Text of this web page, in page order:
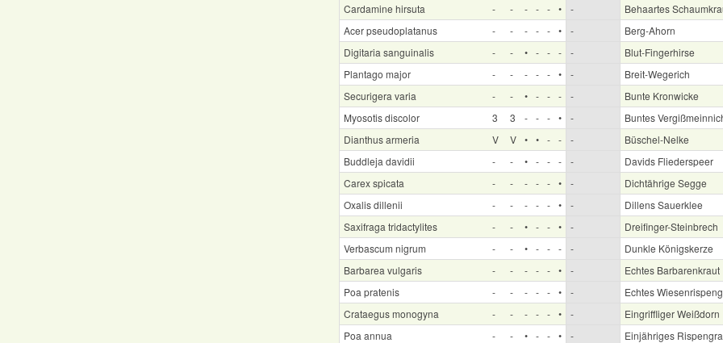
Cardamine hirsuta
- - - - - • -
Behaartes
Acer pseudoplatanus
- - - - - • -
Berg-Ahorn
Digitaria sanguinalis
- - • - - - -
Blut-Fingerhirse
Plantago major
- - - - - • -
Breit-Wegerich
Securigera varia
- - • - - - -
Bunte Kronwicke
Myosotis discolor
3 3 - - - • -
Buntes
Dianthus armeria
V V • • - - -
Büschel-Nelke
Buddleja davidii
- - • - - - -
Davids Fliederspeer
Carex spicata
- - - - - • -
Dichtährige Segge
Oxalis dillenii
- - - - - • -
Dillens Sauerklee
Saxifraga tridactylites
- - • - - • -
Dreifinger-Steinbrech
Verbascum nigrum
- - • - - - -
Dunkle Königskerze
Barbarea vulgaris
- - - - - • -
Echtes Barbarenkraut
Poa pratenis
- - - - - • -
Echtes
Crataegus monogyna
- - - - - • -
Eingriffliger Weißdorn
Poa annua
- - • - - • -
Einjähriges